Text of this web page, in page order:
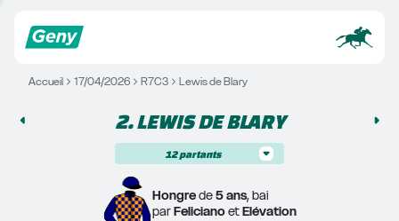
Accueil 17/04/2026 R7C3 Lewis de Blary
2. LEWIS DE BLARY
12 partants
Hongre de 5 ans, bai
par Feliciano et Elévation